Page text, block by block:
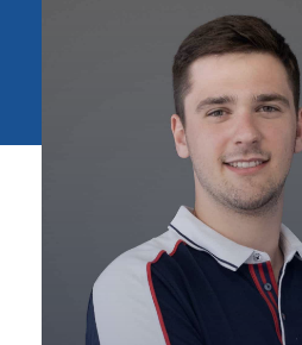
Nos partenaires
Actualités Education
Contactez-nous
Suivez l’Équipe de
Shanghai 2026